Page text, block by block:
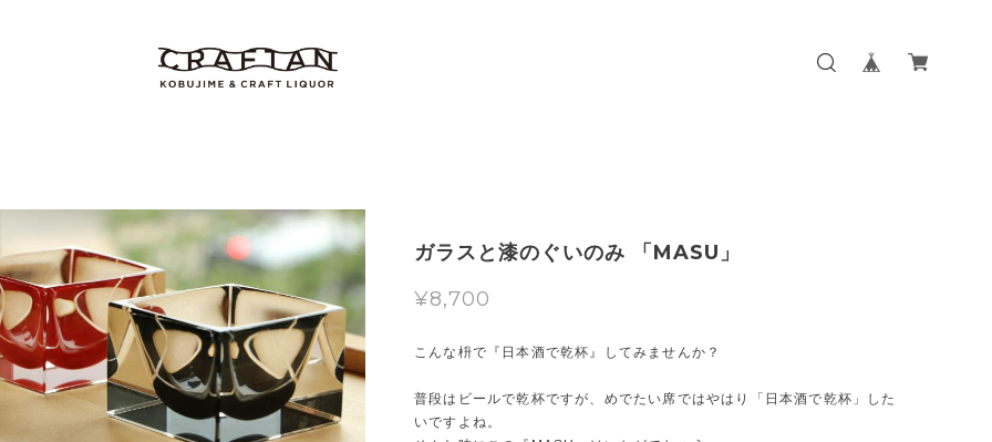
ガラスと漆のぐいのみ 「MASU」
¥8,700
こんな枡で『日本酒で乾杯』してみませんか？
普段はビールで乾杯ですが、めでたい席ではやはり「日本酒で乾杯」した
いですよね。